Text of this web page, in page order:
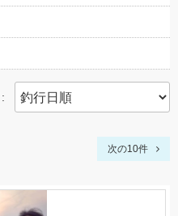
次の10件